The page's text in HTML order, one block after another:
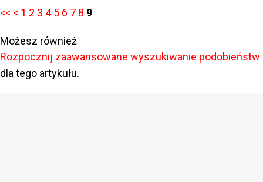
<< < 1 2 3 4 5 6 7 8 9
Możesz również
Rozpocznij zaawansowane wyszukiwanie podobieństw
dla tego artykułu.